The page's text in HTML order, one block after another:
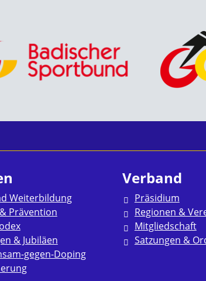
Weiterbildung
Prävention
& Jubiläen
gegen-Doping
Verband
Präsidium
Regionen &
Mitgliedschaft
Satzungen &